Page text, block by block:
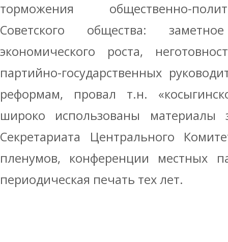
торможения общественно-
Советского общества:
экономического роста,
партийно-государственных
реформам, провал т.н.
широко использованы материалы
Секретариата Центрального
пленумов, конференции местных
периодическая печать тех лет.